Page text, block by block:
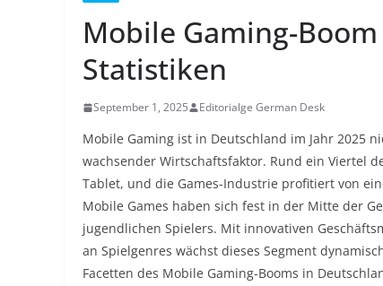
Mobile Gaming-
Statistiken
September 1, 2025 Editorialge German Desk
Mobile Gaming ist in Deutschland im Jahr 2025
wachsender Wirtschaftsfaktor. Rund ein Viertel
Tablet, und die Games-Industrie profitiert von
Mobile Games haben sich fest in der Mitte der
jugendlichen Spielers. Mit innovativen
an Spielgenres wächst dieses Segment
Facetten des Mobile Gaming-Booms in